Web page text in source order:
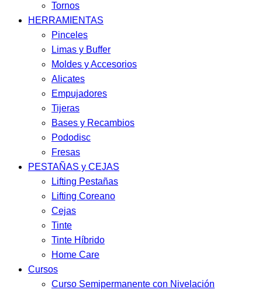
Tornos
HERRAMIENTAS
Pinceles
Limas y Buffer
Moldes y Accesorios
Alicates
Empujadores
Tijeras
Bases y Recambios
Pododisc
Fresas
PESTAÑAS y CEJAS
Lifting Pestañas
Lifting Coreano
Cejas
Tinte
Tinte Híbrido
Home Care
Cursos
Curso Semipermanente con Nivelación